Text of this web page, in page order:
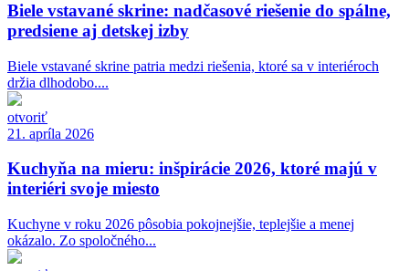
Biele vstavané skrine: nadčasové riešenie do spálne,
predsiene aj detskej izby
Biele vstavané skrine patria medzi riešenia, ktoré sa v interiéroch
držia dlhodobo....
otvoriť
21. apríla 2026
Kuchyňa na mieru: inšpirácie 2026, ktoré majú v
interiéri svoje miesto
Kuchyne v roku 2026 pôsobia pokojnejšie, teplejšie a menej
okázalo. Zo spoločného...